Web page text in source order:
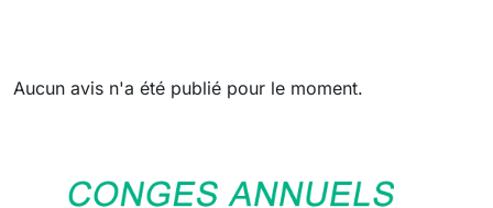
Aucun avis n'a été publié pour le moment.